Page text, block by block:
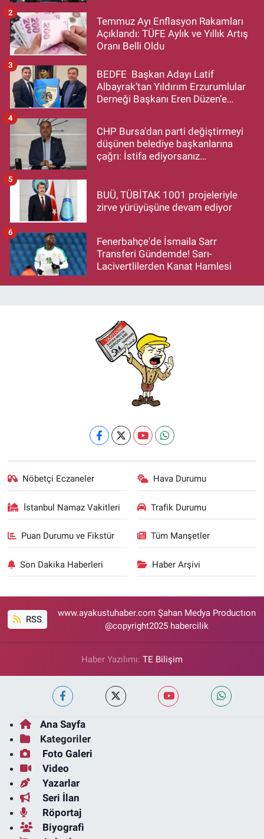
Temmuz Ayı Enflasyon Rakamları
Açıklandı: TÜFE Aylık ve Yıllık Artış
Oranı Belli Oldu
2
BEDFE Başkan Adayı Latif
Albayrak’tan Yıldırım Erzurumlular
Derneği Başkanı Eren Düzen’e
3
CHP Bursa'dan parti değiştirmeyi
düşünen belediye başkanlarına
çağrı: İstifa ediyorsanız
4
BUÜ, TÜBİTAK 1001 projeleriyle
zirve yürüyüşüne devam ediyor
5
Fenerbahçe'de İsmaila Sarr
Transferi Gündemde! Sarı-
Lacivertlilerden Kanat Hamlesi
6
Nöbetçi Eczaneler Hava Durumu
İstanbul Namaz Vakitleri Trafik Durumu
Puan Durumu ve Fikstür Tüm Manşetler
Son Dakika Haberleri Haber Arşivi
RSS
www.ayakustuhaber.com Şahan Medya Productıon
@copyright2025 habercilik
Haber Yazılımı: TE Bilişim
Ana Sayfa
Kategoriler
Foto Galeri
Video
Yazarlar
Seri İlan
Röportaj
Biyografi